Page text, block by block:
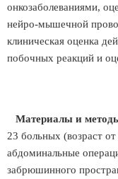
онкозаболеваниями,
нейро-мышечной
клиническая оценка
побочных реакций и
Материалы и
23 больных (возраст
абдоминальные
забрюшинного